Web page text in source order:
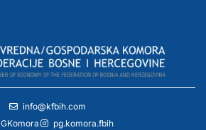
info@kfbih.com
pg.komora.fbih